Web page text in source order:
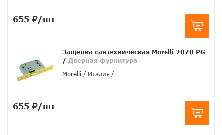
655 /шт
Защелка сантехническая Morelli 2070 PG
/ Дверная фурнитура
Morelli
Италия
655 /шт